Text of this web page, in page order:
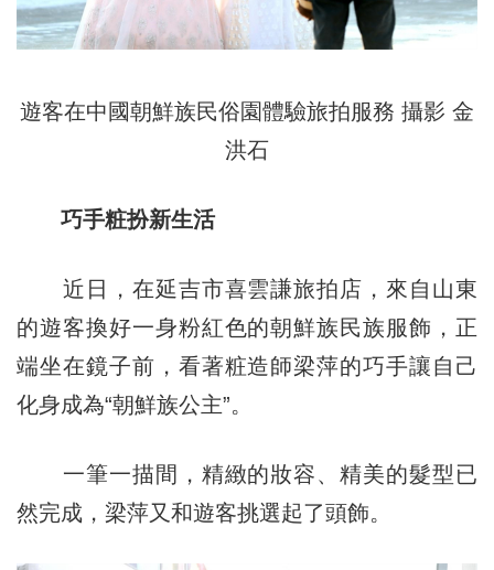
遊客在中國朝鮮族民俗園體驗旅拍服務 攝影 金
洪石
巧手粧扮新生活
近日，在延吉市喜雲謙旅拍店，來自山東
的遊客換好一身粉紅色的朝鮮族民族服飾，正
端坐在鏡子前，看著粧造師梁萍的巧手讓自己
化身成為“朝鮮族公主”。
一筆一描間，精緻的妝容、精美的髮型已
然完成，梁萍又和遊客挑選起了頭飾。